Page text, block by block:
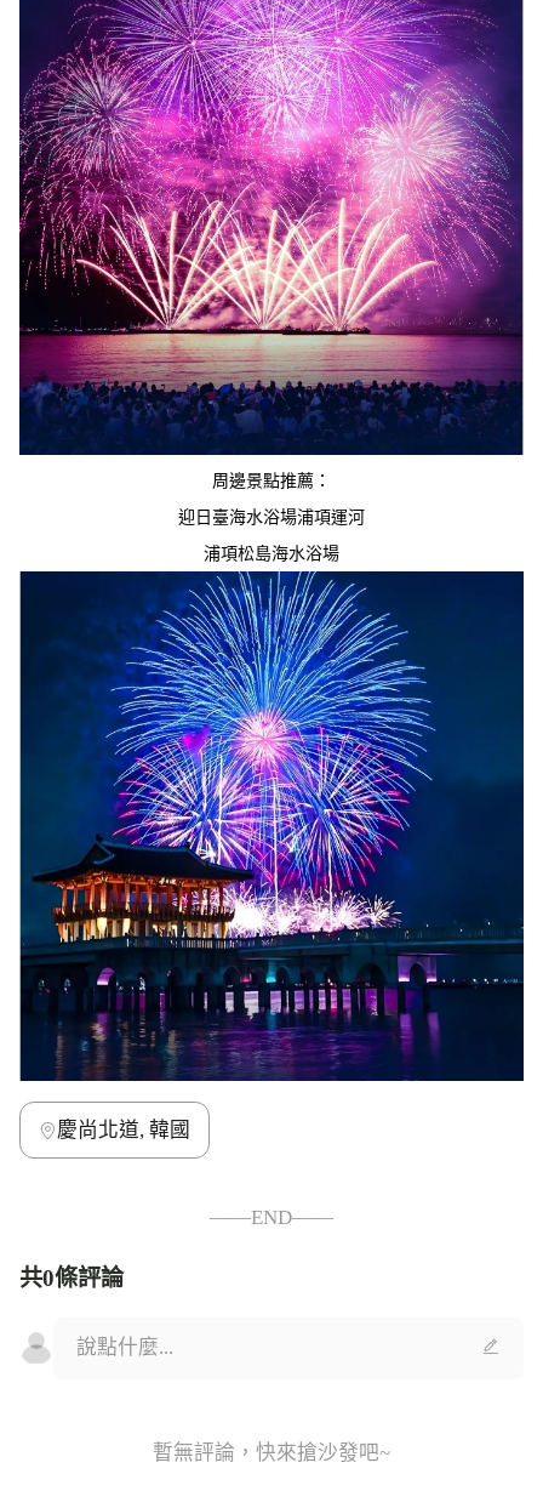
周邊景點推薦：
迎日臺海水浴場浦項運河
浦項松島海水浴場
慶尚北道, 韓國
——END——
共0條評論
暫無評論，快來搶沙發吧~